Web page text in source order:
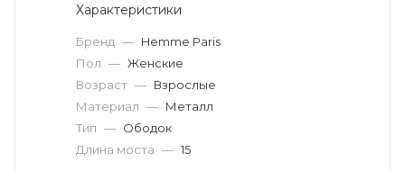
Характеристики
Бренд — Hemme Paris
Пол — Женские
Возраст — Взрослые
Материал — Металл
Тип — Ободок
Длина моста — 15